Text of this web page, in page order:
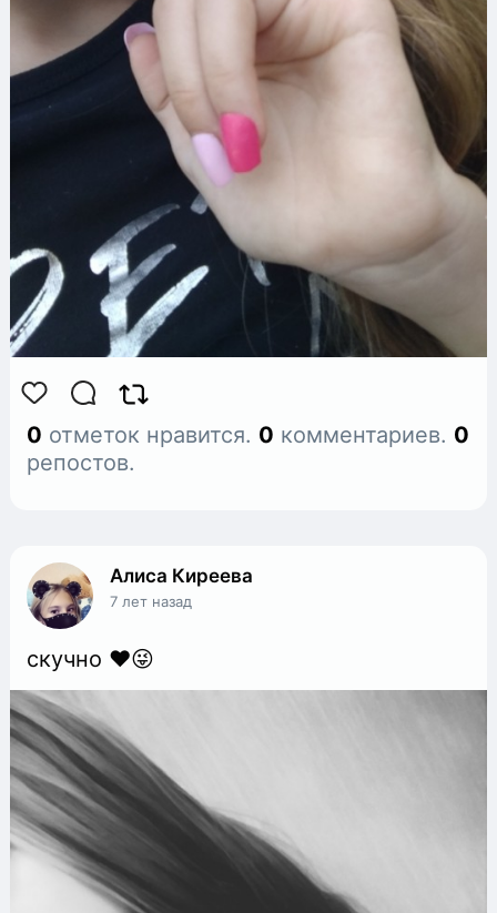
0 отметок нравится. 0 комментариев. 0
репостов.
Алиса Киреева
7 лет назад
скучно ❤😜